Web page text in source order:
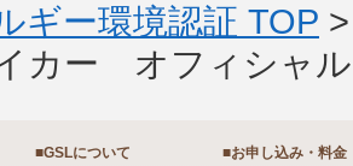
ギー環境認証 TOP
カー オフィシャ
■GSLについて ■お申し込み・料金